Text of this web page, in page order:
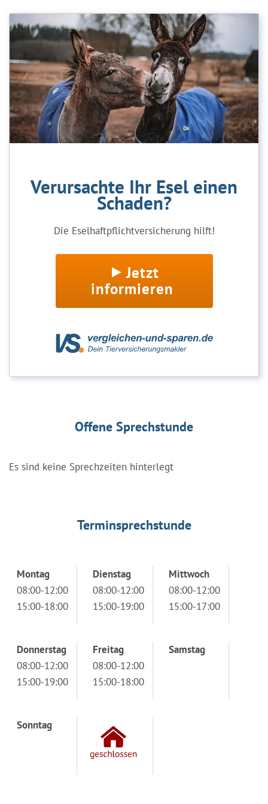
Verursachte Ihr Esel einen
Schaden?
Die Eselhaftpflichtversicherung hilft!
Jetzt
informieren
Offene Sprechstunde
Es sind keine Sprechzeiten hinterlegt
Terminsprechstunde
Montag
08:00-12:00
15:00-18:00
Dienstag
08:00-12:00
15:00-19:00
Mittwoch
08:00-12:00
15:00-17:00
Donnerstag
08:00-12:00
15:00-19:00
Freitag
08:00-12:00
15:00-18:00
Samstag
Sonntag